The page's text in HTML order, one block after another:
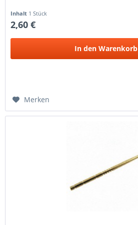
Inhalt 1 Stück
2,60 €
In den Warenkorb
Merken